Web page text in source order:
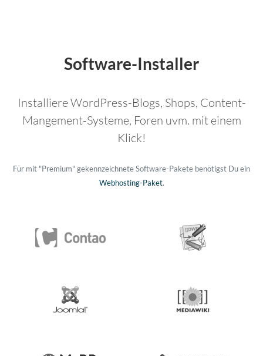
Software-Installer
Installiere WordPress-Blogs, Shops, Content-
Mangement-Systeme, Foren uvm. mit einem
Klick!
Für mit "Premium" gekennzeichnete Software-Pakete benötigst Du ein
Webhosting-Paket.